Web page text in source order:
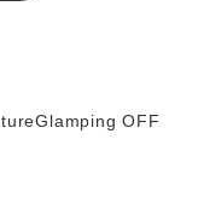
OFF